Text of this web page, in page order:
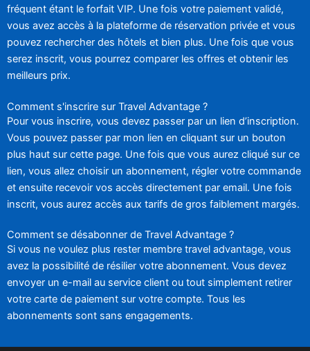
fréquent étant le forfait VIP. Une fois votre paiement validé,
vous avez accès à la plateforme de réservation privée et vous
pouvez rechercher des hôtels et bien plus. Une fois que vous
serez inscrit, vous pourrez comparer les offres et obtenir les
meilleurs prix.
Comment s'inscrire sur Travel Advantage ?
Pour vous inscrire, vous devez passer par un lien d’inscription.
Vous pouvez passer par mon lien en cliquant sur un bouton
plus haut sur cette page. Une fois que vous aurez cliqué sur ce
lien, vous allez choisir un abonnement, régler votre commande
et ensuite recevoir vos accès directement par email. Une fois
inscrit, vous aurez accès aux tarifs de gros faiblement margés.
Comment se désabonner de Travel Advantage ?
Si vous ne voulez plus rester membre travel advantage, vous
avez la possibilité de résilier votre abonnement. Vous devez
envoyer un e-mail au service client ou tout simplement retirer
votre carte de paiement sur votre compte. Tous les
abonnements sont sans engagements.